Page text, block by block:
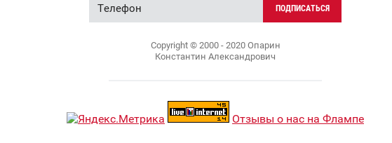
ПОДПИСАТЬСЯ
Copyright © 2000 - 2020 Опарин
Константин Александрович
Отзывы о нас на Флампе